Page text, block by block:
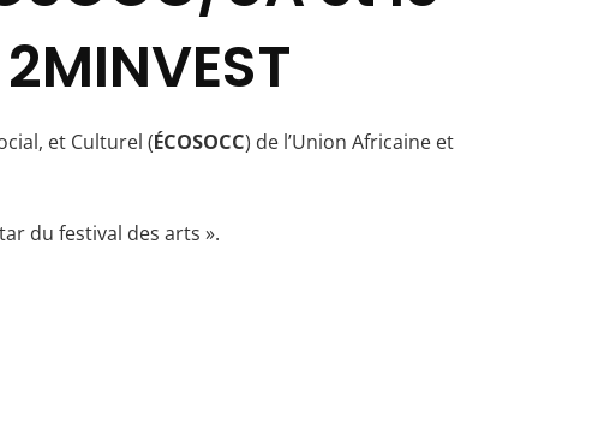
et Culturel (ÉCOSOCC) de l’Union Africaine et
du festival des arts ».